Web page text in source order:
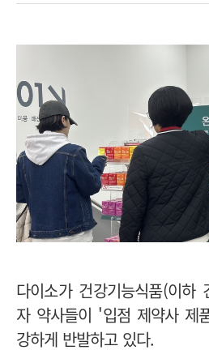
다이소가 건강기능식품(이하
자 약사들이 '입점 제약사 제
강하게 반발하고 있다.